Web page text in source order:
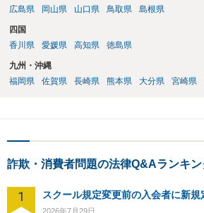
広島県
岡山県 山口県 鳥取県 島根県
四国
香川県
愛媛県 高知県 徳島県
九州・沖縄
福岡県
佐賀県 長崎県 熊本県 大分県 宮崎県
詐欺・消費者問題の法律Q&Aランキン
1 スクール規定変更前の入会者に新
2026年7月29日